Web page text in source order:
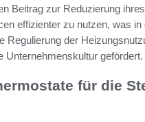
Beitrag zur Reduzierung
effizienter zu nutzen, was
Regulierung der
Unternehmenskultur gefördert.
für die